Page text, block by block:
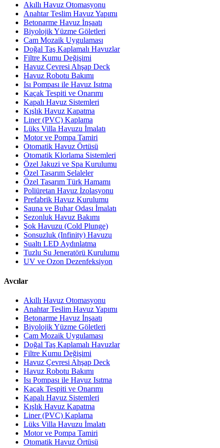
Akıllı Havuz Otomasyonu
Anahtar Teslim Havuz Yapımı
Betonarme Havuz İnşaatı
Biyolojik Yüzme Göletleri
Cam Mozaik Uygulaması
Doğal Taş Kaplamalı Havuzlar
Filtre Kumu Değişimi
Havuz Çevresi Ahşap Deck
Havuz Robotu Bakımı
Isı Pompası ile Havuz Isıtma
Kaçak Tespiti ve Onarımı
Kapalı Havuz Sistemleri
Kışlık Havuz Kapatma
Liner (PVC) Kaplama
Lüks Villa Havuzu İmalatı
Motor ve Pompa Tamiri
Otomatik Havuz Örtüsü
Otomatik Klorlama Sistemleri
Özel Jakuzi ve Spa Kurulumu
Özel Tasarım Şelaleler
Özel Tasarım Türk Hamamı
Poliüretan Havuz İzolasyonu
Prefabrik Havuz Kurulumu
Sauna ve Buhar Odası İmalatı
Sezonluk Havuz Bakımı
Şok Havuzu (Cold Plunge)
Sonsuzluk (Infinity) Havuzu
Sualtı LED Aydınlatma
Tuzlu Su Jeneratörü Kurulumu
UV ve Ozon Dezenfeksiyon
Avcılar
Akıllı Havuz Otomasyonu
Anahtar Teslim Havuz Yapımı
Betonarme Havuz İnşaatı
Biyolojik Yüzme Göletleri
Cam Mozaik Uygulaması
Doğal Taş Kaplamalı Havuzlar
Filtre Kumu Değişimi
Havuz Çevresi Ahşap Deck
Havuz Robotu Bakımı
Isı Pompası ile Havuz Isıtma
Kaçak Tespiti ve Onarımı
Kapalı Havuz Sistemleri
Kışlık Havuz Kapatma
Liner (PVC) Kaplama
Lüks Villa Havuzu İmalatı
Motor ve Pompa Tamiri
Otomatik Havuz Örtüsü